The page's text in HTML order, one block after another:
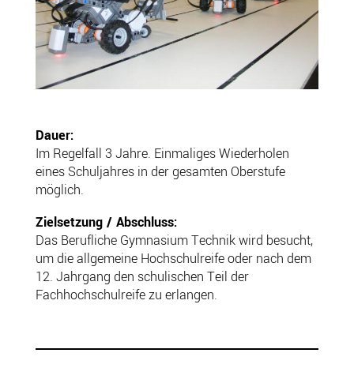
Dauer:
Im Regelfall 3 Jahre. Einmaliges Wiederholen
eines Schuljahres in der gesamten Oberstufe
möglich.
Zielsetzung / Abschluss:
Das Berufliche Gymnasium Technik wird besucht,
um die allgemeine Hochschulreife oder nach dem
12. Jahrgang den schulischen Teil der
Fachhochschulreife zu erlangen.